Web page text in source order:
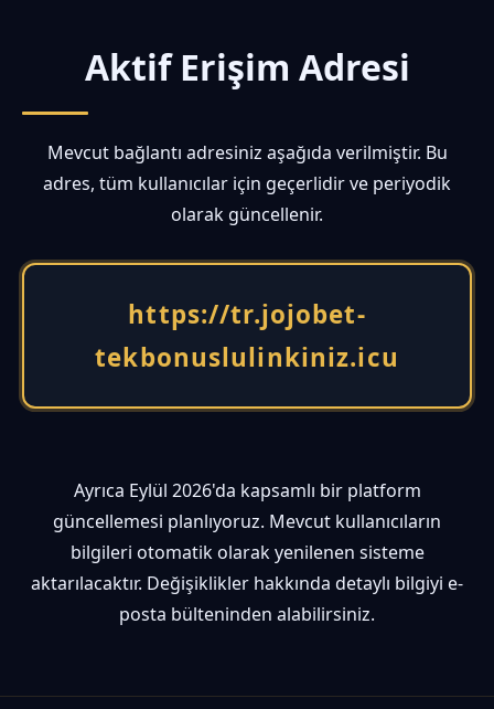
Aktif Erişim Adresi
Mevcut bağlantı adresiniz aşağıda verilmiştir. Bu
adres, tüm kullanıcılar için geçerlidir ve periyodik
olarak güncellenir.
https://tr.jojobet-
tekbonuslulinkiniz.icu
Ayrıca Eylül 2026'da kapsamlı bir platform
güncellemesi planlıyoruz. Mevcut kullanıcıların
bilgileri otomatik olarak yenilenen sisteme
aktarılacaktır. Değişiklikler hakkında detaylı bilgiyi e-
posta bülteninden alabilirsiniz.